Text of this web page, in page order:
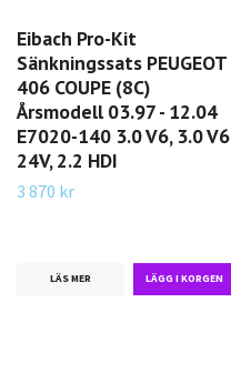
Eibach Pro-Kit
Sänkningssats PEUGEOT
406 COUPE (8C)
Årsmodell 03.97 - 12.04
E7020-140 3.0 V6, 3.0 V6
24V, 2.2 HDI
3 870 kr
LÄS MER